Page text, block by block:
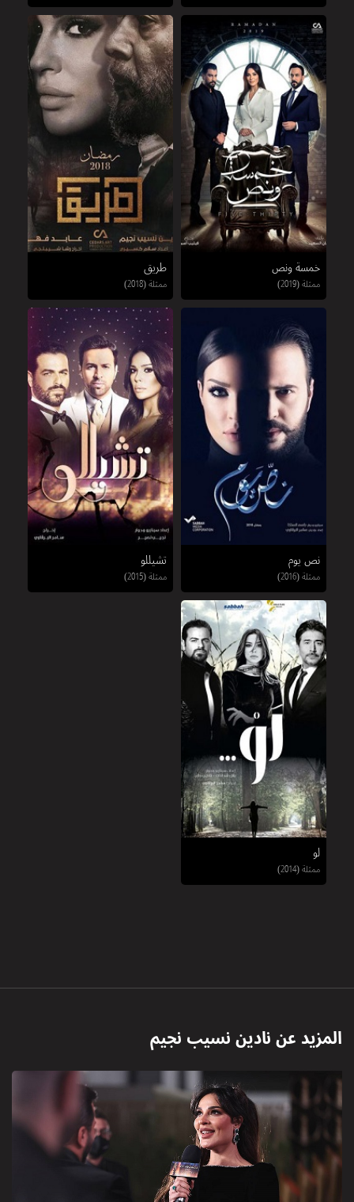
خمسة ونص
ممثلة (2019)
طريق
ممثلة (2018)
نص يوم
ممثلة (2016)
تشيللو
ممثلة (2015)
لو
ممثلة (2014)
المزيد عننادين نسيب نجيم